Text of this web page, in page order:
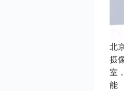
北
摄
室
能